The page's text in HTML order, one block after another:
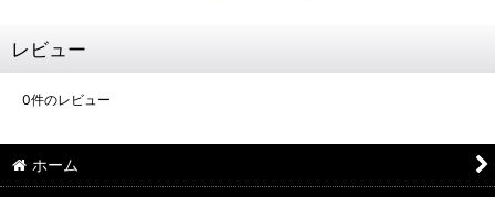
レビュー
0件のレビュー
ホーム